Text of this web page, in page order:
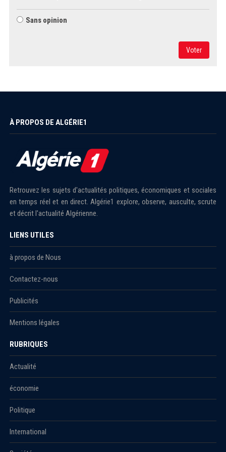
Sans opinion
Voter
À PROPOS DE ALGÉRIE1
Retrouvez les sujets d'actualités politiques, économiques et sociales
en temps réel et en direct. Algérie1 explore, observe, ausculte, scrute
et décrit l'actualité Algérienne.
LIENS UTILES
à propos de Nous
Contactez-nous
Publicités
Mentions légales
RUBRIQUES
Actualité
économie
Politique
International